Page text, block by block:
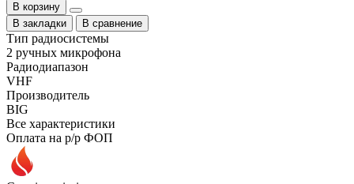
В корзину
В закладки
В сравнение
Тип радиосистемы
2 ручных микрофона
Радиодиапазон
VHF
Производитель
BIG
Все характеристики
Оплата на р/р ФОП